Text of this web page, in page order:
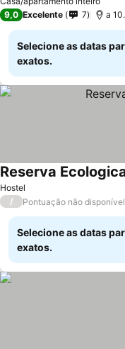
9,0 Excelente 7 a
Selecione as datas
exatos.
Hostel
Reserva
/ Pontuação não disponível
Selecione as datas
exatos.